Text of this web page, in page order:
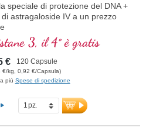
speciale di protezione del DNA +
di astragaloside IV a un prezzo
3, il 4° è gratis
€ 120 Capsule
€/kg, 0,92 €/Capsula)
più Spese di spedizione